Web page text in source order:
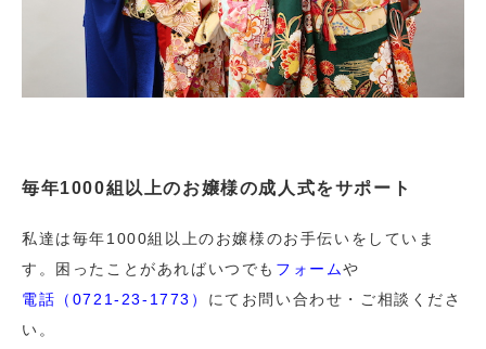
毎年1000組以上のお嬢様の成人式をサポート
私達は毎年1000組以上のお嬢様のお手伝いをしていま
す。困ったことがあればいつでも フォームや
電話（0721-23-1773） にてお問い合わせ・ご相談くださ
い。